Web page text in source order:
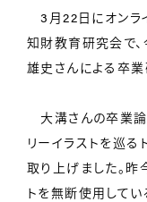
3月22日にオンラ
知財教育研究会で
雄史さんによる卒業
大溝さんの卒業論
リーイラストを巡
取り上げました。
トを無断使用して